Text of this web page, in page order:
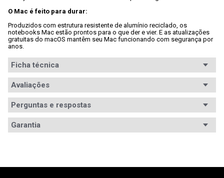
O Mac é feito para durar:
Produzidos com estrutura resistente de alumínio reciclado, os
notebooks Mac estão prontos para o que der e vier. E as atualizações
gratuitas do macOS mantêm seu Mac funcionando com segurança por
anos.
Ficha técnica
Processador
Modelo
processador
Apple M2
Memória RAM 8GB DDR5
Armazenamento
Avaliações
Avaliações
ESCREVER AVALIAÇÃO
Perguntas e respostas
Garantia